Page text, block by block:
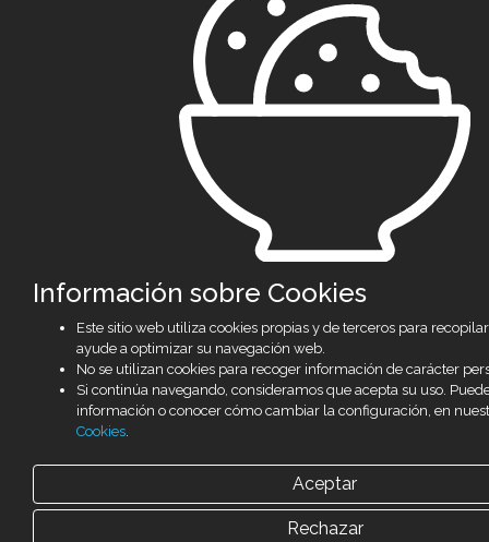
Información sobre Cookies
Este sitio web utiliza cookies propias y de terceros para
ayude a optimizar su navegación web.
No se utilizan cookies para recoger información de carácter
Si continúa navegando, consideramos que acepta su uso.
información o conocer cómo cambiar la configuración, en
Cookies.
Aceptar
Rechazar